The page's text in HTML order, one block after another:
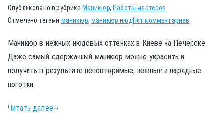
Опубликовано в рубрике Маникюр, Работы мастеров
Отмечено тегами маникюр,маникюр нюдНет комментариев
Маникюр в нежных нюдовых оттенках в Киеве на Печерске
Даже самый сдержанный маникюр можно украсить и
получить в результате неповторимые, нежные и нарядные
ноготки.
Читать далее